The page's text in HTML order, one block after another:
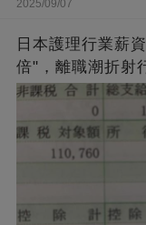
2025/09/07
日本護理行業薪
倍"，離職潮折射